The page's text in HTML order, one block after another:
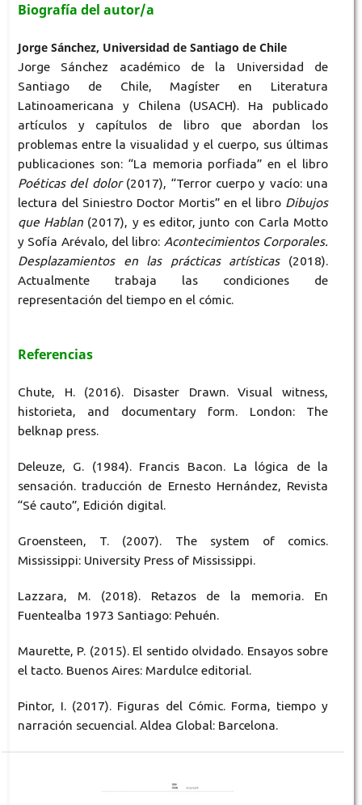
Biografía del autor/a
Jorge Sánchez, Universidad de Santiago de Chile
Jorge Sánchez académico de la Universidad de
Santiago de Chile, Magíster en Literatura
Latinoamericana y Chilena (USACH). Ha publicado
artículos y capítulos de libro que abordan los
problemas entre la visualidad y el cuerpo, sus últimas
publicaciones son: “La memoria porfiada” en el libro
Poéticas del dolor(2017), “Terror cuerpo y vacío: una
lectura del Siniestro Doctor Mortis” en el libro Dibujos
que Hablan (2017), y es editor, junto con Carla Motto
y Sofía Arévalo, del libro: Acontecimientos Corporales.
Desplazamientos en las prácticas artísticas(2018).
Actualmente trabaja las condiciones de
representación del tiempo en el cómic.
Referencias
Chute, H. (2016). Disaster Drawn. Visual witness,
historieta, and documentary form. London: The
belknap press.
Deleuze, G. (1984). Francis Bacon. La lógica de la
sensación. traducción de Ernesto Hernández, Revista
“Sé cauto”, Edición digital.
Groensteen, T. (2007). The system of comics.
Mississippi: University Press of Mississippi.
Lazzara, M. (2018). Retazos de la memoria. En
Fuentealba 1973 Santiago: Pehuén.
Maurette, P. (2015). El sentido olvidado. Ensayos sobre
el tacto. Buenos Aires: Mardulce editorial.
Pintor, I. (2017). Figuras del Cómic. Forma, tiempo y
narración secuencial. Aldea Global: Barcelona.